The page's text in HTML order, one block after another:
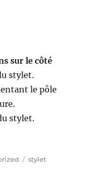
sur le côté
stylet.
le pôle
stylet.
Étiquettes
stylet